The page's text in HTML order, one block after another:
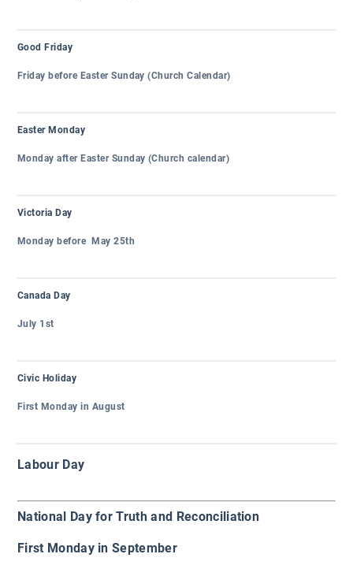
Good Friday
Friday before Easter Sunday (Church Calendar)
Easter Monday
Monday after Easter Sunday (Church calendar)
Victoria Day
Monday before May 25th
Canada Day
July 1st
Civic Holiday
First Monday in August
Labour Day
National Day for Truth and Reconciliation
First Monday in September